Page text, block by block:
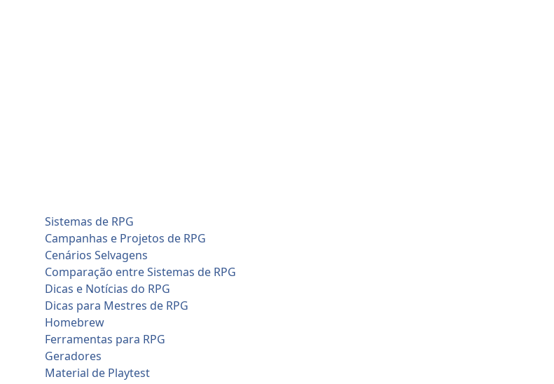
Sistemas de RPG
Campanhas e Projetos de RPG
Cenários Selvagens
Comparação entre Sistemas de RPG
Dicas e Notícias do RPG
Dicas para Mestres de RPG
Homebrew
Ferramentas para RPG
Geradores
Material de Playtest